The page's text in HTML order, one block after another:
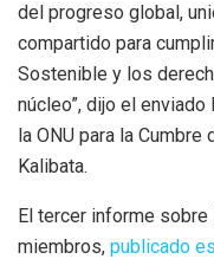
del progreso global,
compartido para
Sostenible y los
núcleo”, dijo el
la ONU para la
Kalibata.
El tercer informe
miembros, publicado